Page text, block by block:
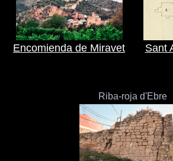
Encomienda de Miravet
Sant
Riba-roja d'Ebre